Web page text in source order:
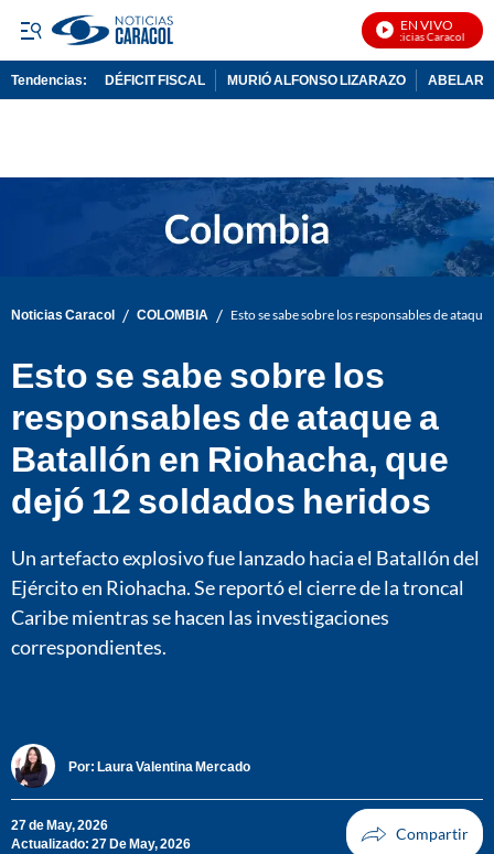
EN VIVO
Noticias Caracol En
Tendencias: DÉFICIT FISCAL MURIÓ ALFONSO LIZARAZO
Noticias Caracol / COLOMBIA / Esto se sabe sobre los responsables de
Esto se sabe sobre los
responsables de ataque a
Batallón en Riohacha, que
dejó 12 soldados heridos
Un artefacto explosivo fue lanzado hacia el Batallón del
Ejército en Riohacha. Se reportó el cierre de la troncal
Caribe mientras se hacen las investigaciones
correspondientes.
Por: Laura Valentina Mercado
27 de May, 2026
Actualizado: 27 De May, 2026